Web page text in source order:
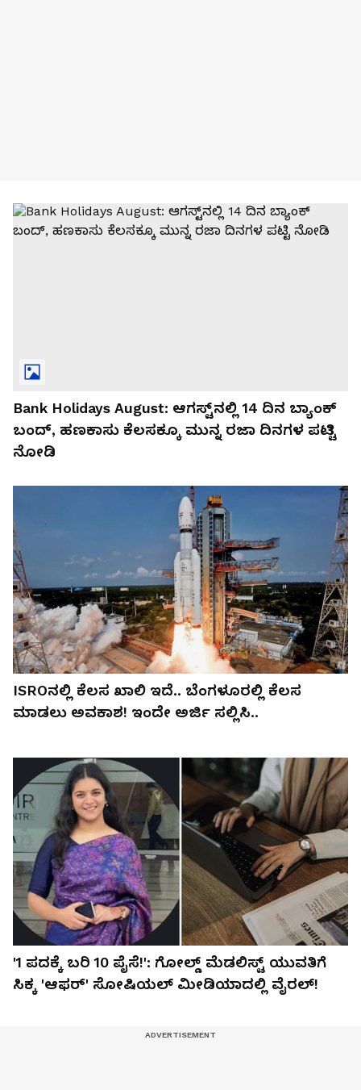
Bank Holidays August: ಆಗಸ್ಟ್‌ನಲ್ಲಿ 14 ದಿನ ಬ್ಯಾಂಕ್‌
ಬಂದ್‌, ಹಣಕಾಸು ಕೆಲಸಕ್ಕೂ ಮುನ್ನ ರಜಾ ದಿನಗಳ ಪಟ್ಟಿ
ನೋಡಿ
ISROನಲ್ಲಿ ಕೆಲಸ ಖಾಲಿ ಇದೆ.. ಬೆಂಗಳೂರಲ್ಲಿ ಕೆಲಸ
ಮಾಡಲು ಅವಕಾಶ! ಇಂದೇ ಅರ್ಜಿ ಸಲ್ಲಿಸಿ..
'1 ಪದಕ್ಕೆ ಬರಿ 10 ಪೈಸೆ!': ಗೋಲ್ಡ್ ಮೆಡಲಿಸ್ಟ್ ಯುವತಿಗೆ
ಸಿಕ್ಕ 'ಆಫರ್' ಸೋಷಿಯಲ್ ಮೀಡಿಯಾದಲ್ಲಿ ವೈರಲ್!